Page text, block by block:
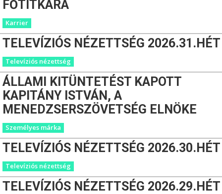
FŐTITKÁRA
Karrier
TELEVÍZIÓS NÉZETTSÉG 2026.31.HÉT
Televíziós nézettség
ÁLLAMI KITÜNTETÉST KAPOTT
KAPITÁNY ISTVÁN, A
MENEDZSERSZÖVETSÉG ELNÖKE
Személyes márka
TELEVÍZIÓS NÉZETTSÉG 2026.30.HÉT
Televíziós nézettség
TELEVÍZIÓS NÉZETTSÉG 2026.29.HÉT